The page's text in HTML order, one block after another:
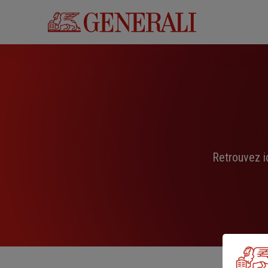
Retrouvez